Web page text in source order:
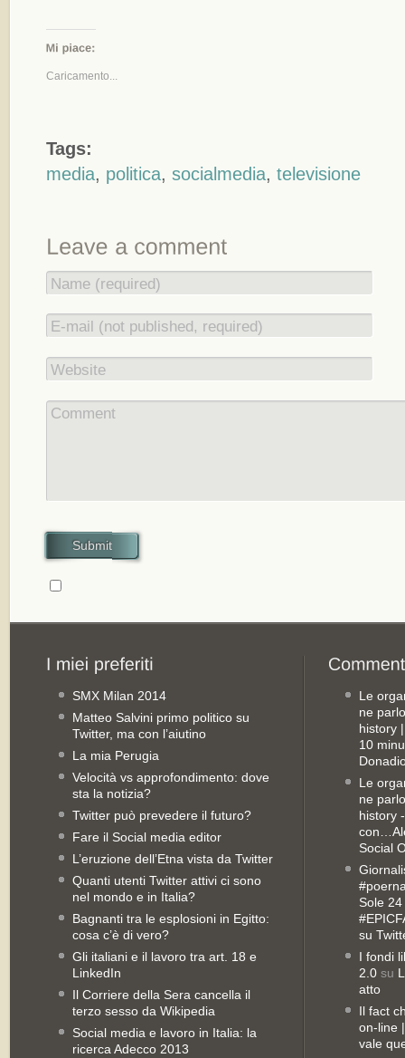
Caricamento...
Tags:
media, politica, socialmedia, televisione
Name (required)
E-mail (not published, required)
Website
Comment
Submit
SMX Milan 2014
Matteo Salvini primo politico su
Twitter, ma con l’aiutino
La mia Perugia
Velocità vs approfondimento: dove
sta la notizia?
Twitter può prevedere il futuro?
Fare il Social media editor
L’eruzione dell’Etna vista da Twitter
Quanti utenti Twitter attivi ci sono
nel mondo e in Italia?
Bagnanti tra le esplosioni in Egitto:
cosa c’è di vero?
Gli italiani e il lavoro tra art. 18 e
LinkedIn
Il Corriere della Sera cancella il
terzo sesso da Wikipedia
Social media e lavoro in Italia: la
ricerca Adecco 2013
Le
ne
history
10
Le
ne
history
Social
Sole
su
I fondi
2.0 su
atto
Il fact
on-line
vale